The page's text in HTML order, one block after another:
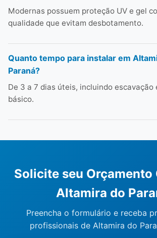
Modernas possuem proteção UV e gel
qualidade que evitam desbotamento.
Quanto tempo para instalar em
Paraná?
De 3 a 7 dias úteis, incluindo escavação
básico.
Solicite seu Orçamento
Altamira do
Preencha o formulário e receba
profissionais de Altamira do